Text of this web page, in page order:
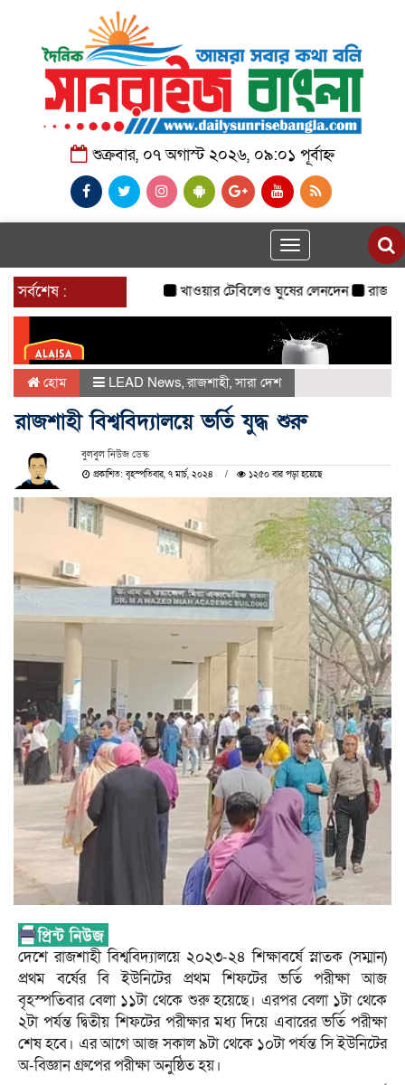
শুক্রবার, ০৭ অগাস্ট ২০২৬, ০৯:০১ পূর্বাহ্ন
Toggle
navigation
সর্বশেষ :
খাওয়ার টেবিলেও ঘুষের লেনদেন রাজনৈতিক
হোম LEAD News,রাজশাহী,সারা দেশ
রাজশাহী বিশ্ববিদ্যালয়ে ভর্তি যুদ্ধ শুরু
বুলবুল নিউজ ডেস্ক
প্রকাশিত: বৃহস্পতিবার, ৭ মার্চ, ২০২৪ ১২৫০ বার পড়া হয়েছে
দেশে রাজশাহী বিশ্ববিদ্যালয়ে ২০২৩-২৪ শিক্ষাবর্ষে স্নাতক (সম্মান)
প্রথম বর্ষের বি ইউনিটের প্রথম শিফটের ভর্তি পরীক্ষা আজ
বৃহস্পতিবার বেলা ১১টা থেকে শুরু হয়েছে। এরপর বেলা ১টা থেকে
২টা পর্যন্ত দ্বিতীয় শিফটের পরীক্ষার মধ্য দিয়ে এবারের ভর্তি পরীক্ষা
শেষ হবে। এর আগে আজ সকাল ৯টা থেকে ১০টা পর্যন্ত সি ইউনিটের
অ-বিজ্ঞান গ্রুপের পরীক্ষা অনুষ্ঠিত হয়।